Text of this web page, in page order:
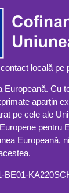
locală pe
Europeană. Cu
aparțin
pe cele ale
pentru
Europeană,
BE01-